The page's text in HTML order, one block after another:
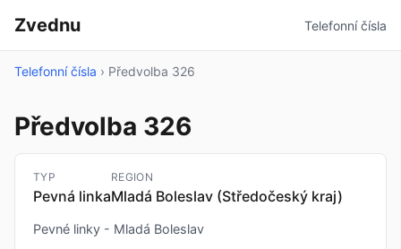
Zvednu Telefonní čísla
Telefonní čísla › Předvolba 326
Předvolba 326
TYP
Pevná linka
REGION
Mladá Boleslav (Středočeský kraj)
Pevné linky - Mladá Boleslav